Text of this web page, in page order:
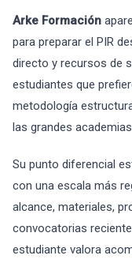
Arke Formación
para preparar el PIR
directo y recursos de
estudiantes que
metodología
las grandes
Su punto diferencial
con una escala más
alcance, materiales,
convocatorias
estudiante valora